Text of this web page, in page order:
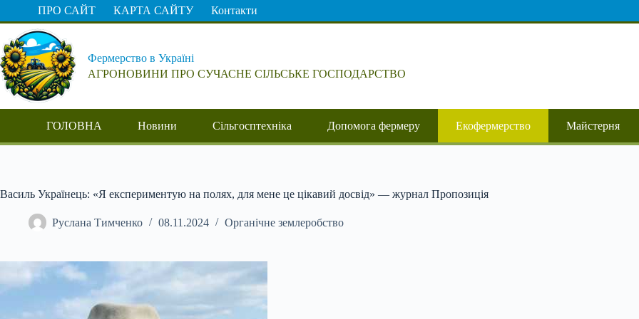
Перейти
вмісту
ПРО САЙТ КАРТА САЙТУ Контакти
Фермерство в Україні
АГРОНОВИНИ ПРО СУЧАСНЕ СІЛЬСЬКЕ ГОСПОДАРСТВО
ГОЛОВНА Новини Сільгосптехніка Допомога фермеру Екофермерство Майстерня
Василь Українець: «Я експериментую на полях, для мене це цікавий досвід» — журнал Пропозиція
Руслана Тимченко 08.11.2024 Органічне землеробство